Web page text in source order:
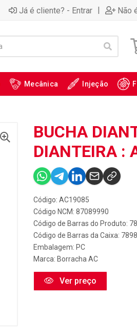
Já é cliente? - Entrar | Não
Mecânica Injeção
BUCHA
DIANTEIRA :
Código: AC19085
Código NCM: 87089990
Código de Barras do Produto:
Código de Barras da Caixa:
Embalagem: PC
Marca: Borracha AC
Ver preço